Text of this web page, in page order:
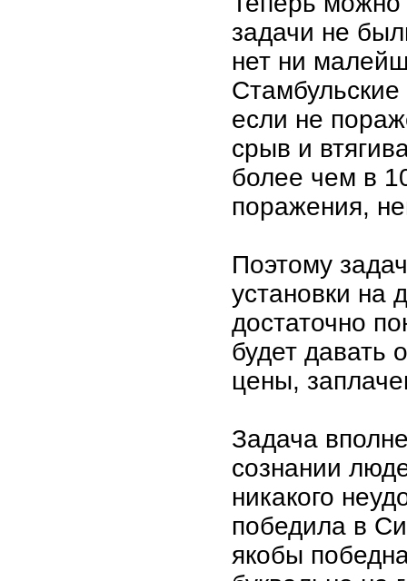
задачи не
нет ни
если не
срыв и
более чем в
поражения,
Поэтому
установки на
достаточно
будет давать
цены,
Задача
сознании
никакого
победила в
якобы